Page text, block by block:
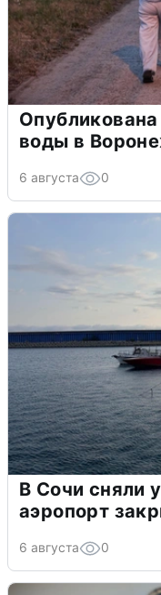
воды в
6 августа 0
В Сочи сняли
аэропорт
6 августа 0